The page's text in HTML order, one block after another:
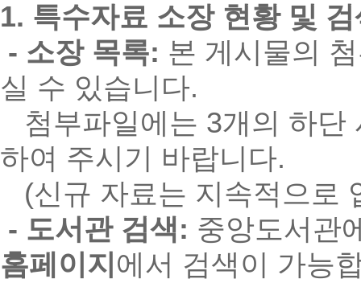
1. 특수자료 소장 현황 및
- 소장 목록: 본 게시물의
실 수 있습니다.
첨부파일에는 3개의 하단
하여 주시기 바랍니다.
(신규 자료는 지속적으로
- 도서관 검색: 중앙도서관
홈페이지 에서 검색이 가능